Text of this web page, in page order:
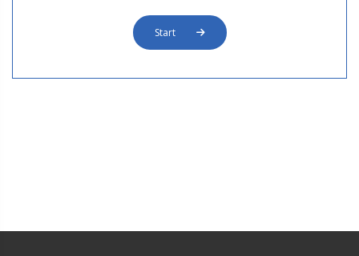
Start